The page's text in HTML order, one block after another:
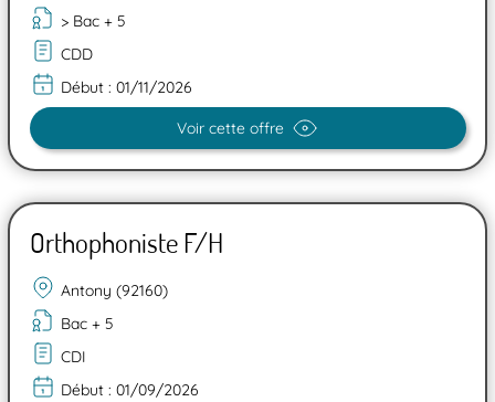
> Bac + 5
CDD
Début : 01/11/2026
Voir cette offre
Orthophoniste F/H
Antony (92160)
Bac + 5
CDI
Début : 01/09/2026